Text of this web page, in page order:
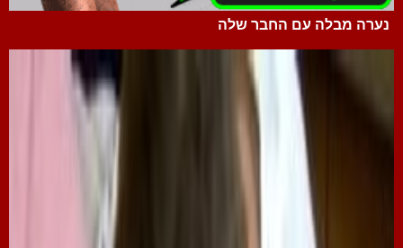
נערה מבלה עם החבר שלה